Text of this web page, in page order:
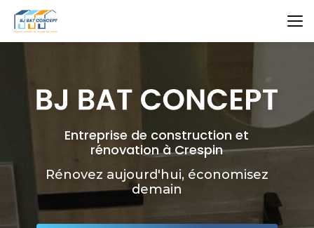
contenu
principal
Entreprise de construction et
rénovation à Crespin
Rénovez aujourd'hui, économisez
demain